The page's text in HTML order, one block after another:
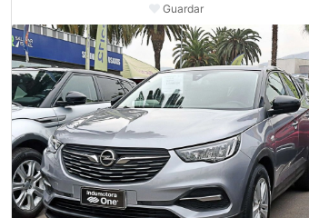
Guardar